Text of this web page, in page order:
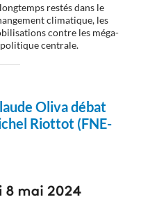
restés dans le
climatique, les
contre les méga-
politique centrale.
Oliva débat
Riottot (FNE-